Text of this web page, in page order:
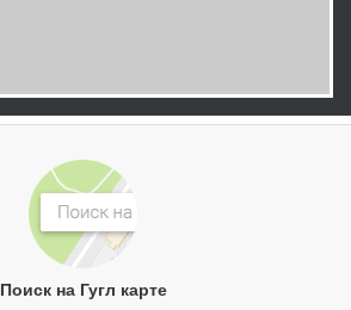
Поиск на Гугл карте